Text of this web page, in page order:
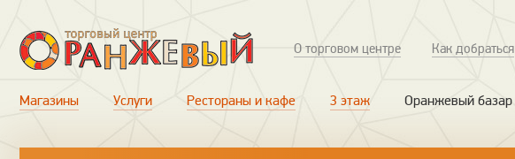
О торговом центре Как добраться
Магазины Услуги Рестораны и кафе 3 этаж Оранжевый базар